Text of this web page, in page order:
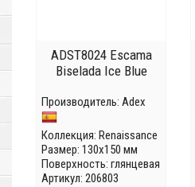
ADST8024 Escama
Biselada Ice Blue
Производитель: Adex
Коллекция: Renaissance
Размер: 130x150 мм
Поверхность: глянцевая
Артикул: 206803